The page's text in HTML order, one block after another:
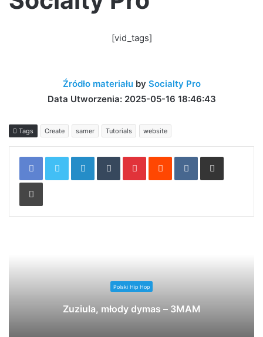
Odsłon:1721 Like: 38 Dislike:
Socialty Pro
[vid_tags]